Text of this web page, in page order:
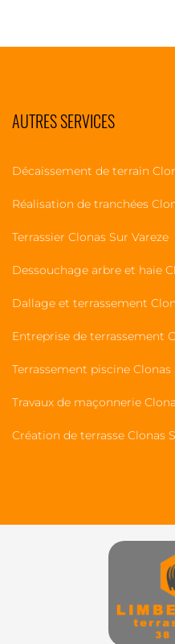
AUTRES SERVICES
Décaissement de terrain
Réalisation de tranchées
Terrassier Clonas Sur Vareze
Dessouchage arbre et haie
Dallage et terrassement
Entreprise de terrassement
Terrassement piscine Clonas
Travaux de maçonnerie
Création de terrasse Clonas